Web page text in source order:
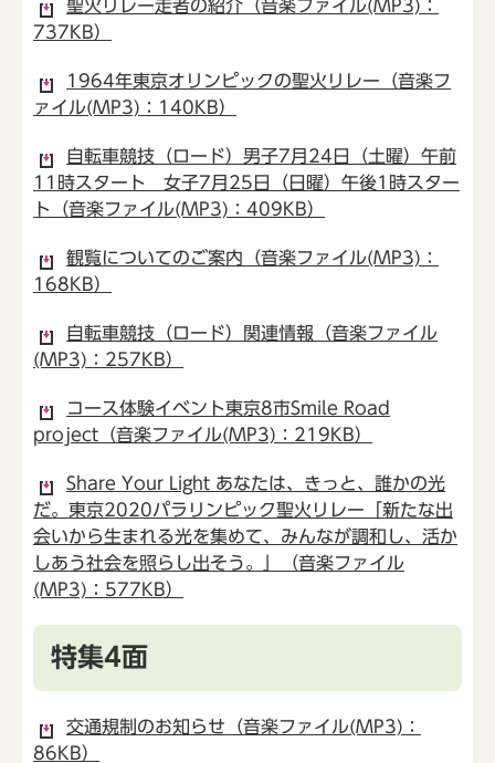
聖火リレー走者の紹介（音楽ファイル(MP3)：
737KB）
1964年東京オリンピックの聖火リレー（音楽フ
ァイル(MP3)：140KB）
自転車競技（ロード）男子7月24日（土曜）午前
11時スタート 女子7月25日（日曜）午後1時スター
ト（音楽ファイル(MP3)：409KB）
観覧についてのご案内（音楽ファイル(MP3)：
168KB）
自転車競技（ロード）関連情報（音楽ファイル
(MP3)：257KB）
コース体験イベント東京8市Smile Road
project（音楽ファイル(MP3)：219KB）
Share Your Light あなたは、きっと、誰かの光
だ。東京2020パラリンピック聖火リレー「新たな出
会いから生まれる光を集めて、みんなが調和し、活か
しあう社会を照らし出そう。」（音楽ファイル
(MP3)：577KB）
特集4面
交通規制のお知らせ（音楽ファイル(MP3)：
86KB）